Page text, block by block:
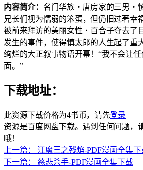
内容简介： 名门华族‧唐房家的三男‧
兄长们视为懦弱的笨蛋，但仍旧过著幸
被前来拜访的美丽女性‧百合子夺去了
发生的事件，使得慎太郎的人生起了
绚烂的大正叙事物语开幕！“我不会让
面。”
下载地址：
此资源下载价格为4书币，请先登录
资源是百度网盘下载。遇到任何问题，
哦！
上一篇：
江魔王之残焰-PDF漫画全集下
下一篇：
慈悲杀手-PDF漫画全集下载